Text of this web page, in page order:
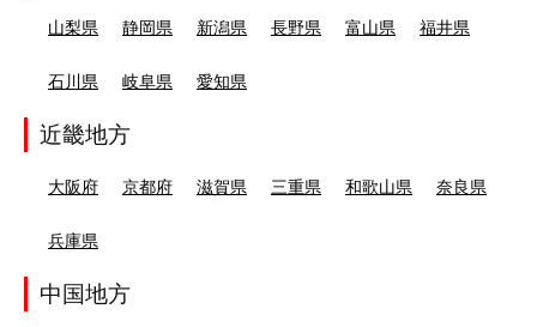
山梨県 静岡県 新潟県 長野県 富山県 福井県
石川県 岐阜県 愛知県
近畿地方
大阪府 京都府 滋賀県 三重県 和歌山県 奈良県
兵庫県
中国地方